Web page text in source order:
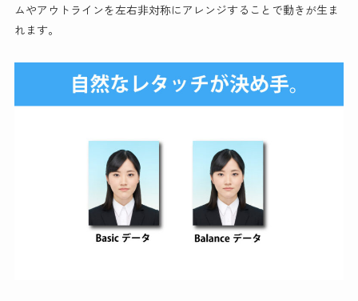
ムやアウトラインを左右非対称にアレンジすることで動きが生ま
れます。